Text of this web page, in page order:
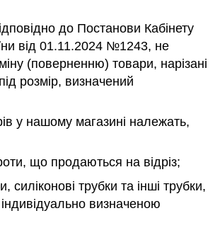
до Постанови Кабінету
від 01.11.2024 №1243, не
(поверненню) товари, нарізані
розмір, визначений
у нашому магазині належать,
що продаються на відріз;
силіконові трубки та інші трубки,
індивідуально визначеною